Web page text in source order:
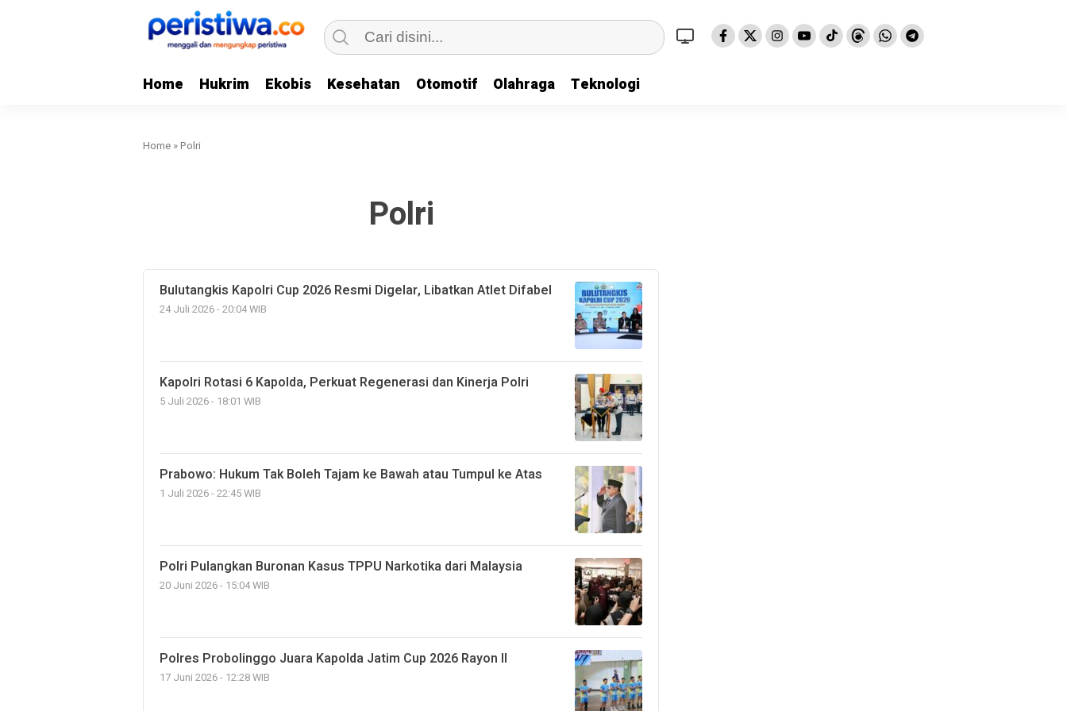
Home Hukrim Ekobis Kesehatan Otomotif Olahraga Teknologi
Home »Polri
Polri
Bulutangkis Kapolri Cup 2026 Resmi Digelar, Libatkan Atlet Difabel
24 Juli 2026 - 20:04 WIB
Kapolri Rotasi 6 Kapolda, Perkuat Regenerasi dan Kinerja Polri
5 Juli 2026 - 18:01 WIB
Prabowo: Hukum Tak Boleh Tajam ke Bawah atau Tumpul ke Atas
1 Juli 2026 - 22:45 WIB
Polri Pulangkan Buronan Kasus TPPU Narkotika dari Malaysia
20 Juni 2026 - 15:04 WIB
Polres Probolinggo Juara Kapolda Jatim Cup 2026 Rayon II
17 Juni 2026 - 12:28 WIB